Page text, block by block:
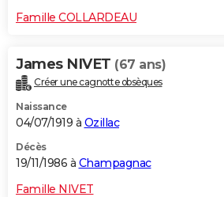
Famille COLLARDEAU
James NIVET (67 ans)
Créer une cagnotte obsèques
Naissance
04/07/1919 à Ozillac
Décès
19/11/1986 à Champagnac
Famille NIVET